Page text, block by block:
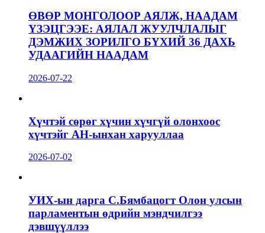
ӨВӨР МОНГОЛООР АЯЛЖ, НААДАМ
ҮЗЭЦГЭЭЕ: АЯЛАЛ ЖУУЛЧЛАЛЫГ
ДЭМЖИХ ЗОРИЛГО БҮХИЙ 36 ДАХЬ
УДААГИЙН НААДАМ
2026-07-22
Хүчтэй сөрөг хүчин хүчгүй олонхоос
хүчтэйг АН-ынхан харууллаа
2026-07-02
УИХ-ын дарга С.Бямбацогт Олон улсын
парламентын өдрийн мэндчилгээ
дэвшүүллээ